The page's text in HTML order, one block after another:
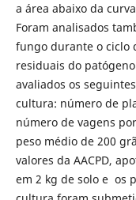
a área abaixo da
Foram analisados
fungo durante o ciclo
residuais do
avaliados os
cultura: número de
número de vagens
peso médio de 200
valores da AACPD,
em 2 kg de solo e os